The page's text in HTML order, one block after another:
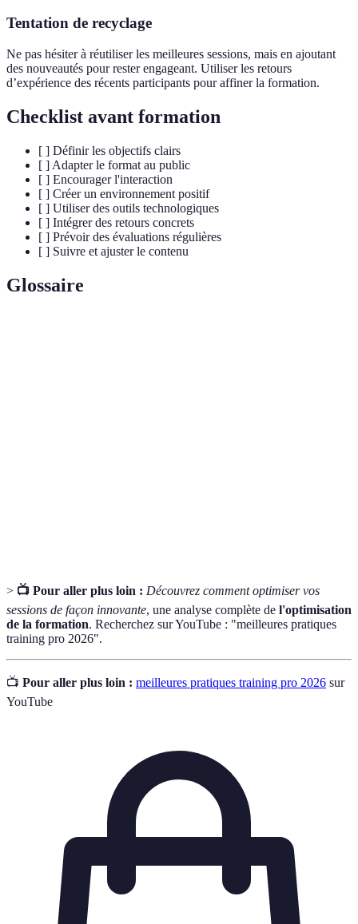
Tentation de recyclage
Ne pas hésiter à réutiliser les meilleures sessions, mais en ajoutant
des nouveautés pour rester engageant. Utiliser les retours
d’expérience des récents participants pour affiner la formation.
Checklist avant formation
[ ] Définir les objectifs clairs
[ ] Adapter le format au public
[ ] Encourager l'interaction
[ ] Créer un environnement positif
[ ] Utiliser des outils technologiques
[ ] Intégrer des retours concrets
[ ] Prévoir des évaluations régulières
[ ] Suivre et ajuster le contenu
Glossaire
> 📺 Pour aller plus loin : Découvrez comment optimiser vos
sessions de façon innovante, une analyse complète de l'optimisation
de la formation. Recherchez sur YouTube : "meilleures pratiques
training pro 2026".
📺 Pour aller plus loin : meilleures pratiques training pro 2026 sur
YouTube